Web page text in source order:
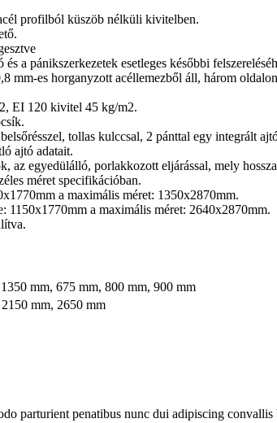
profilból küszöb nélküli kivitelben.
a pánikszerkezetek esetleges későbbi
mm-es horganyzott acéllemezből áll, három
EI 120 kivitel 45 kg/m2.
tollas kulccsal, 2 pánttal egy integrált
ajtó adatait.
az egyedülálló, porlakkozott eljárással, mely
méret specifikációban.
a maximális méret: 1350x2870mm.
1150x1770mm a maximális méret: 2640x2870mm.
1350 mm, 675 mm, 800 mm, 900 mm
2150 mm, 2650 mm
parturient penatibus nunc dui adipiscing